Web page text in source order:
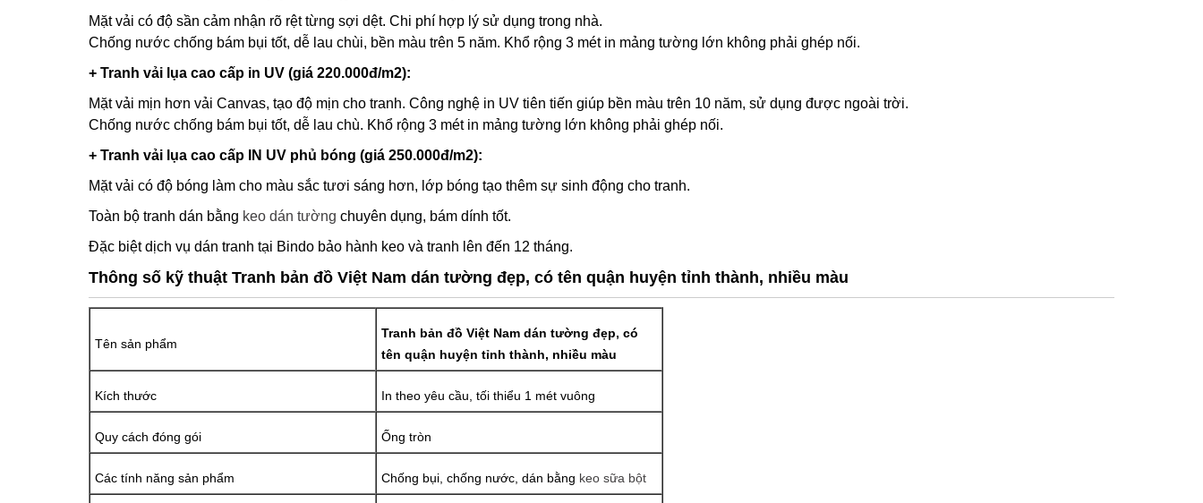
Mặt vải có độ sần cảm nhận rõ rệt từng sợi dệt. Chi phí hợp lý sử dụng trong nhà.
Chống nước chống bám bụi tốt, dễ lau chùi, bền màu trên 5 năm. Khổ rộng 3 mét in mảng tường lớn không phải ghép nối.
+ Tranh vải lụa cao cấp in UV (giá 220.000đ/m2):
Mặt vải mịn hơn vải Canvas, tạo độ mịn cho tranh. Công nghệ in UV tiên tiến giúp bền màu trên 10 năm, sử dụng được ngoài trời.
Chống nước chống bám bụi tốt, dễ lau chù. Khổ rộng 3 mét in mảng tường lớn không phải ghép nối.
+ Tranh vải lụa cao cấp IN UV phủ bóng (giá 250.000đ/m2):
Mặt vải có độ bóng làm cho màu sắc tươi sáng hơn, lớp bóng tạo thêm sự sinh động cho tranh.
Toàn bộ tranh dán bằng keo dán tường chuyên dụng, bám dính tốt.
Đặc biệt dịch vụ dán tranh tại Bindo bảo hành keo và tranh lên đến 12 tháng.
Thông số kỹ thuật Tranh bản đồ Việt Nam dán tường đẹp, có tên quận huyện tỉnh thành, nhiều màu
Tên sản phẩm
Tranh bản đồ Việt Nam dán tường đẹp, có
tên quận huyện tỉnh thành, nhiều màu
Kích thước In theo yêu cầu, tối thiểu 1 mét vuông
Quy cách đóng gói Ống tròn
Các tính năng sản phẩm Chống bụi, chống nước, dán bằng keo sữa bột